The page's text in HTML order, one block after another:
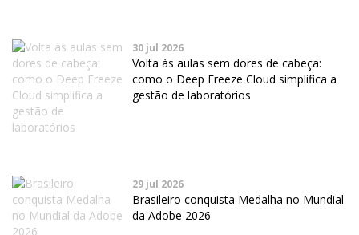
30 jul 2026
Volta às aulas sem dores de cabeça:
como o Deep Freeze Cloud simplifica a
gestão de laboratórios
29 jul 2026
Brasileiro conquista Medalha no Mundial
da Adobe 2026